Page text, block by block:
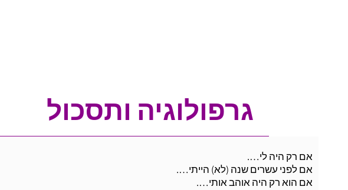
גרפולוגיה ותסכול
אם רק היה לי….
אם לפני עשרים שנה (לא) הייתי….
אם הוא רק היה אוהב אותי….